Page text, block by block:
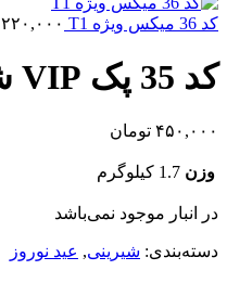
کد 36 میکس ویژه T1 ۲۲۰,۰۰۰
کد 35 پک VIP شش تایی T1
۴۵۰,۰۰۰ تومان
وزن 1.7 کیلوگرم
در انبار موجود نمی‌باشد
دسته‌بندی: شیرینی, عید نوروز